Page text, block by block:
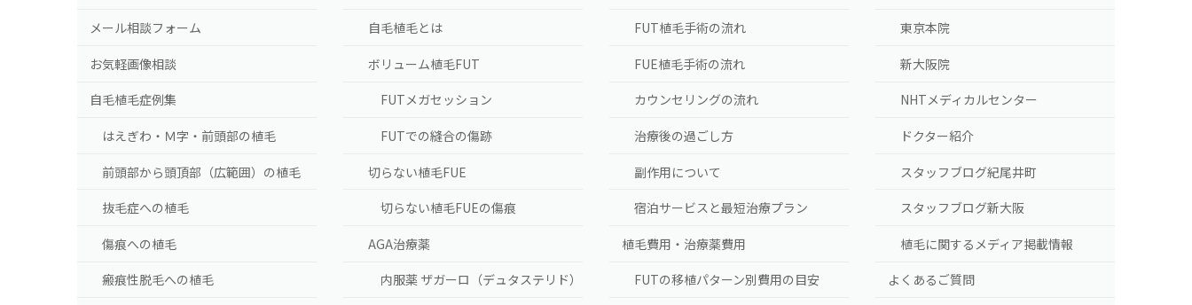
メール相談フォーム
お気軽画像相談
自毛植毛症例集
はえぎわ・Ｍ字・前頭部の植毛
前頭部から頭頂部（広範囲）の植毛
抜毛症への植毛
傷痕への植毛
瘢痕性脱毛への植毛
自毛植毛とは
ボリューム植毛FUT
FUTメガセッション
FUTでの縫合の傷跡
切らない植毛FUE
切らない植毛FUEの傷痕
AGA治療薬
内服薬 ザガーロ（デュタステリド）
FUT植毛手術の流れ
FUE植毛手術の流れ
カウンセリングの流れ
治療後の過ごし方
副作用について
宿泊サービスと最短治療プラン
植毛費用・治療薬費用
FUTの移植パターン別費用の目安
東京本院
新大阪院
NHTメディカルセンター
ドクター紹介
スタッフブログ紀尾井町
スタッフブログ新大阪
植毛に関するメディア掲載情報
よくあるご質問